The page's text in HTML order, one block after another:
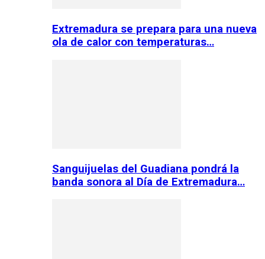
Extremadura se prepara para una nueva
ola de calor con temperaturas…
Sanguijuelas del Guadiana pondrá la
banda sonora al Día de Extremadura…